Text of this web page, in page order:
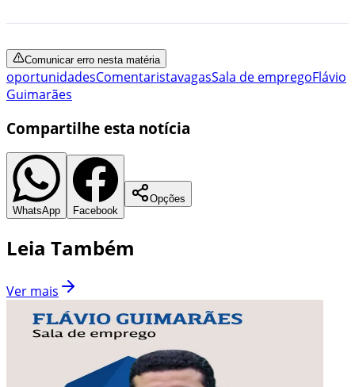
Comunicar erro nesta matéria
oportunidadesComentaristavagasSala de empregoFlávio
Guimarães
Compartilhe esta notícia
WhatsApp Facebook
Opções
Leia Também
Ver mais